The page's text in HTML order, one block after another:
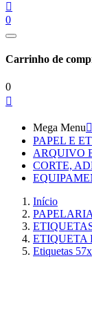

0
Carrinho de
0

Mega Menu
PAPEL E
ARQUIVO
CORTE,
Início
PAPELARIA
ETIQUETA
Etiquetas